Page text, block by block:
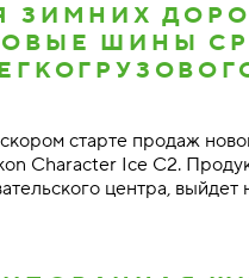
ШИНЫ
старте продаж
Character Ice C2.
центра,